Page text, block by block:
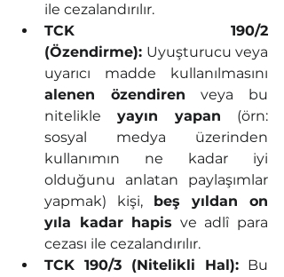
ile cezalandırılır.
TCK 190/2
(Özendirme): Uyuşturucu veya
alenen özendiren veya bu
nitelikle yayın yapan (örn:
sosyal medya üzerinden
kullanımın ne kadar iyi
olduğunu anlatan paylaşımlar
yapmak) kişi, beş yıldan on
yıla kadar hapis ve adlî para
cezası ile cezalandırılır.
TCK 190/3 (Nitelikli Hal): Bu